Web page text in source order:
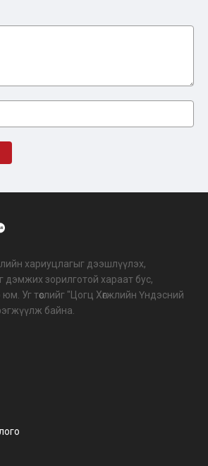
хариуцлагыг дээшлүүлэх,
дэмжих зорилготой хараат бус,
Уг төслийг "Цогц Хөгжлийн Үндэсний
байна.